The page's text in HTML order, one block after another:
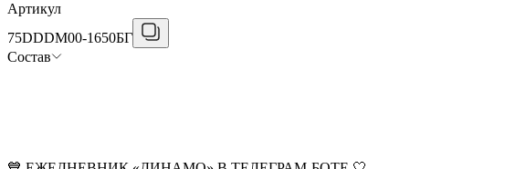
Артикул
75DDDM00-1650БГ
Состав